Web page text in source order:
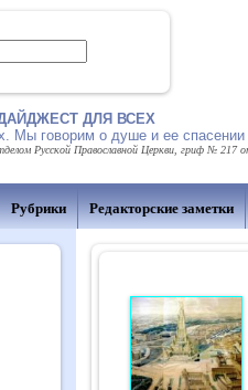
ДЛЯ ВСЕХ
Мы говорим о душе и ее спасении
Русской Православной Церкви, гриф № 217
Рубрики Редакторские заметки